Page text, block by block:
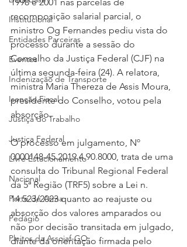
Institucional
Entidades Parceiras
Eventos
Indenização de Transporte
Isenção Fiscal
Justiça do Trabalho
Justiça Federal
Livre Estacionamento
Nacional
Porte de Arma
Pedágio
Pleitos da Assojaf-GO
recomposição salarial parcial, o
ministro Og Fernandes pediu vista do
processo durante a sessão do
Conselho da Justiça Federal (CJF) na
última segunda-feira (24). A relatora,
ministra Maria Thereza de Assis Moura,
presidente do Conselho, votou pela
absorção.
O processo em julgamento, Nº
0000148-45.2019.4.90.8000, trata de uma
consulta do Tribunal Regional Federal
da 5ª Região (TRF5) sobre a Lei n.
14.523/2023 quanto ao reajuste ou
absorção dos valores amparados ou
não por decisão transitada em julgado,
diante da orientação firmada pelo